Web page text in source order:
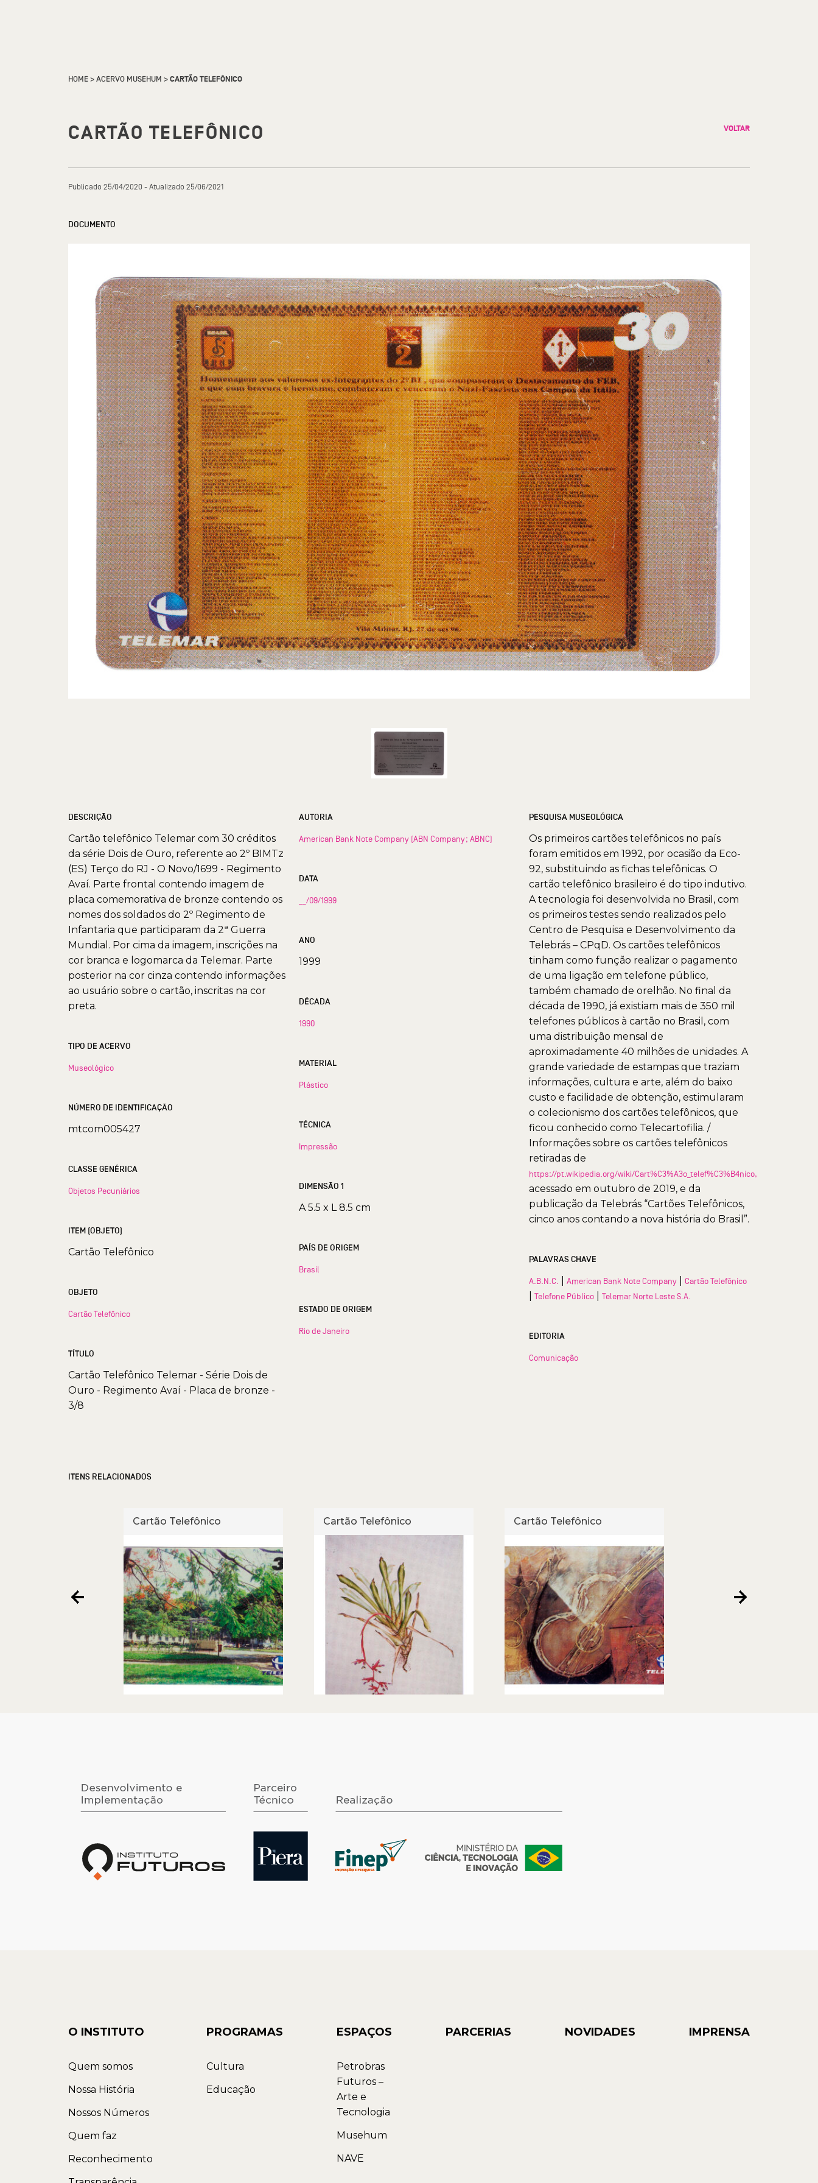
HOME>ACERVO MUSEHUM >CARTÃO TELEFÔNICO
CARTÃO TELEFÔNICO VOLTAR
Publicado 25/04/2020 - Atualizado 25/06/2021
DOCUMENTO
DESCRIÇÃO
Cartão telefônico Telemar com 30 créditos
da série Dois de Ouro, referente ao 2º BIMTz
(ES) Terço do RJ - O Novo/1699 - Regimento
Avaí. Parte frontal contendo imagem de
placa comemorativa de bronze contendo os
nomes dos soldados do 2º Regimento de
Infantaria que participaram da 2ª Guerra
Mundial. Por cima da imagem, inscrições na
cor branca e logomarca da Telemar. Parte
posterior na cor cinza contendo informações
ao usuário sobre o cartão, inscritas na cor
preta.
TIPO DE ACERVO
Museológico
NÚMERO DE IDENTIFICAÇÃO
mtcom005427
CLASSE GENÉRICA
Objetos Pecuniários
ITEM (OBJETO)
Cartão Telefônico
OBJETO
Cartão Telefônico
TÍTULO
Cartão Telefônico Telemar - Série Dois de
Ouro - Regimento Avaí - Placa de bronze -
3/8
AUTORIA
American Bank Note Company (ABN Company; ABNC)
DATA
__/09/1999
ANO
1999
DÉCADA
1990
MATERIAL
Plástico
TÉCNICA
Impressão
DIMENSÃO 1
A 5.5 x L 8.5 cm
PAÍS DE ORIGEM
Brasil
ESTADO DE ORIGEM
Rio de Janeiro
PESQUISA MUSEOLÓGICA
Os primeiros cartões telefônicos no país
foram emitidos em 1992, por ocasião da Eco-
92, substituindo as fichas telefônicas. O
cartão telefônico brasileiro é do tipo indutivo.
A tecnologia foi desenvolvida no Brasil, com
os primeiros testes sendo realizados pelo
Centro de Pesquisa e Desenvolvimento da
Telebrás – CPqD. Os cartões telefônicos
tinham como função realizar o pagamento
de uma ligação em telefone público,
também chamado de orelhão. No final da
década de 1990, já existiam mais de 350 mil
telefones públicos à cartão no Brasil, com
uma distribuição mensal de
aproximadamente 40 milhões de unidades. A
grande variedade de estampas que traziam
informações, cultura e arte, além do baixo
custo e facilidade de obtenção, estimularam
o colecionismo dos cartões telefônicos, que
ficou conhecido como Telecartofilia. /
Informações sobre os cartões telefônicos
retiradas de
https://pt.wikipedia.org/wiki/Cart%C3%A3o_telef%C3%B4nico,
acessado em outubro de 2019, e da
publicação da Telebrás “Cartões Telefônicos,
cinco anos contando a nova história do Brasil”.
PALAVRAS CHAVE
A.B.N.C. |American Bank Note Company |Cartão Telefônico
|Telefone Público |Telemar Norte Leste S.A.
EDITORIA
Comunicação
ITENS RELACIONADOS
Cartão Telefônico Cartão Telefônico Cartão Telefônico
O INSTITUTO
Quem somos
Nossa História
Nossos Números
Quem faz
Reconhecimento
PROGRAMAS
Cultura
Educação
ESPAÇOS
Petrobras
Futuros –
Arte e
Tecnologia
Musehum
NAVE
PARCERIAS NOVIDADES IMPRENSA